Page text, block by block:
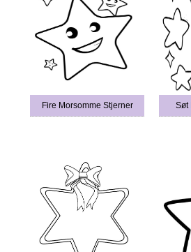
Fire Morsomme Stjerner Søt